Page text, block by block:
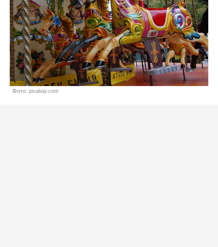
Фото: pixabay.com